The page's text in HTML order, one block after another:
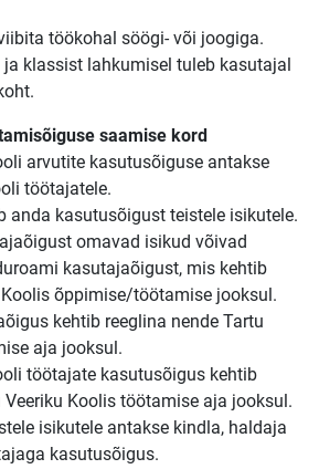
töökohal söögi- või joogiga.
klassist lahkumisel tuleb kasutajal
saamise kord
arvutite kasutusõiguse antakse
töötajatele.
anda kasutusõigust teistele isikutele.
omavad isikud võivad
kasutajaõigust, mis kehtib
Koolis õppimise/töötamise jooksul.
kehtib reeglina nende Tartu
aja jooksul.
töötajate kasutusõigus kehtib
Veeriku Koolis töötamise aja jooksul.
isikutele antakse kindla, haldaja
kasutusõigus.